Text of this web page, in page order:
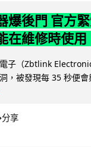
爆後門 官方
在維修時使用
子（Zbtlink
，被發現每 35 秒便
分享